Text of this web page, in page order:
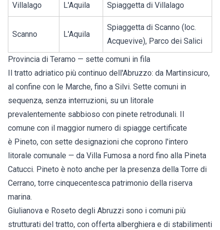
Villalago L'Aquila Spiaggetta di Villalago
Scanno L'Aquila
Spiaggetta di Scanno (loc.
Acquevive), Parco dei Salici
Provincia di Teramo — sette comuni in fila
Il tratto adriatico più continuo dell'Abruzzo: da Martinsicuro,
al confine con le Marche, fino a Silvi. Sette comuni in
sequenza, senza interruzioni, su un litorale
prevalentemente sabbioso con pinete retrodunali. Il
comune con il maggior numero di spiagge certificate
è Pineto, con sette designazioni che coprono l'intero
litorale comunale — da Villa Fumosa a nord fino alla Pineta
Catucci. Pineto è noto anche per la presenza della Torre di
Cerrano, torre cinquecentesca patrimonio della riserva
marina.
Giulianova e Roseto degli Abruzzi sono i comuni più
strutturati del tratto, con offerta alberghiera e di stabilimenti